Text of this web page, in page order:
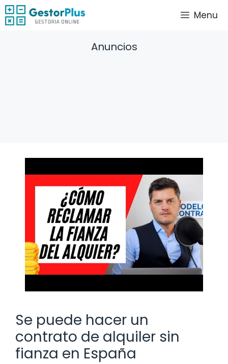
Saltar
al
Menu
Anuncios
Se puede hacer un
contrato de alquiler sin
fianza en España